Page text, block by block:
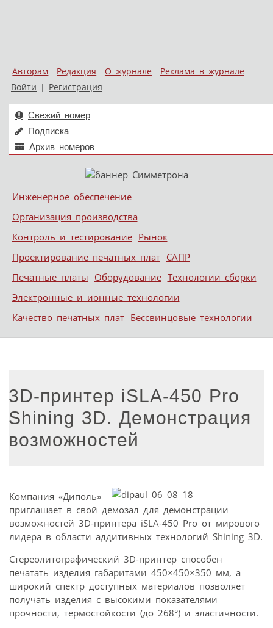
Авторам Редакция О журнале
Реклама в журнале
Войти | Регистрация
Свежий номер
Подписка
Архив номеров
Меню
Skip to content
Инженерное обеспечение
Организация производства
Контроль и тестирование Рынок
Проектирование печатных плат САПР
Печатные платы Оборудование Технологии сборки
Электронные и ионные технологии
Качество печатных плат Бессвинцовые технологии
3D-принтер iSLA-450 Pro
Shining 3D. Демонстрация
возможностей
Компания «Диполь»
приглашает в свой демозал для демонстрации
возможностей 3D-принтера iSLA-450 Pro от мирового
лидера в области аддитивных технологий Shining 3D.
Стереолитографический 3D-принтер способен
печатать изделия габаритами 450×450×350 мм, а
широкий спектр доступных материалов позволяет
получать изделия с высокими показателями
прочности, термостойкости (до 268°) и эластичности.